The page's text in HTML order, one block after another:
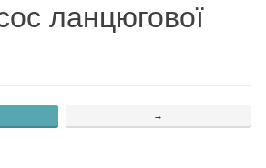
ланцюгової
→